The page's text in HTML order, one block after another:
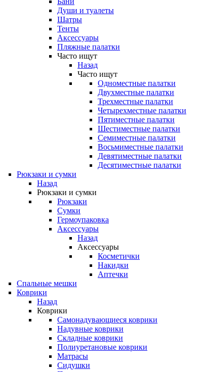
Души и туалеты
Шатры
Тенты
Аксессуары
Пляжные палатки
Часто ищут
Назад
Часто ищут
Одноместные палатки
Двухместные палатки
Трехместные палатки
Четырехместные палатки
Пятиместные палатки
Шестиместные палатки
Семиместные палатки
Восьмиместные палатки
Девятиместные палатки
Десятиместные палатки
Рюкзаки и сумки
Назад
Рюкзаки и сумки
Рюкзаки
Сумки
Гермоупаковка
Аксессуары
Назад
Аксессуары
Косметички
Накидки
Аптечки
Спальные мешки
Коврики
Назад
Коврики
Самонадувающиеся коврики
Надувные коврики
Складные коврики
Полиуретановые коврики
Матрасы
Сидушки